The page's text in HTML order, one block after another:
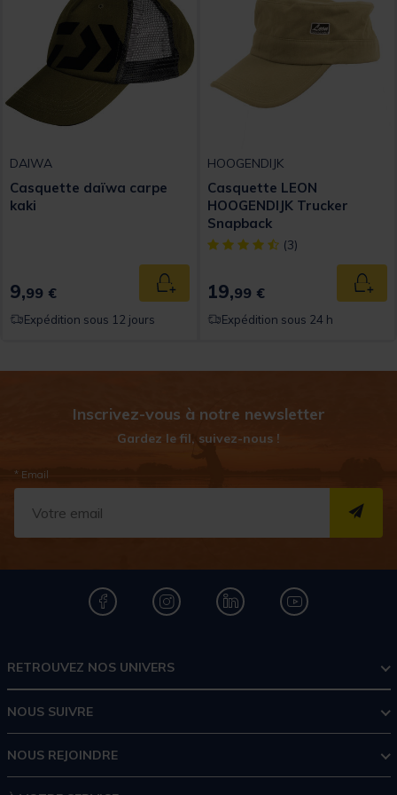
DAIWA
Casquette daïwa carpe
kaki
9,99 € Ajouter au panier
Expédition sous 12 jours
HOOGENDIJK
Casquette LEON
HOOGENDIJK Trucker
Snapback
[object Object] out of 5
(3)
19,99 €
Expédition sous 24 h
Inscrivez-vous à notre newsletter
Gardez le fil, suivez-nous !
* Email
RETROUVEZ NOS UNIVERS
NOUS SUIVRE
NOUS REJOINDRE